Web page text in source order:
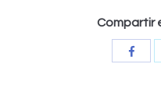
Compartir